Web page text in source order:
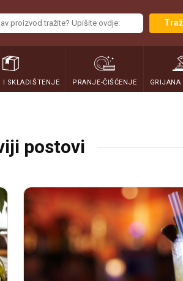
I SKLADIŠTENJE PRANJE-ČIŠĆENJE GRIJANA
postovi